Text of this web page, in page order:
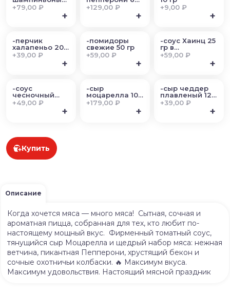
50 гр
+79,00 ₽
+
гр
+129,00 ₽
+
+9,00 ₽
+
-перчик
халапеньо 20
гр
+39,00 ₽
+
-помидоры
свежие 50 гр
+59,00 ₽
+
-соус Хаинц 25
гр в
ассортименте
+59,00 ₽
+
-соус
чесночный
25гр
+49,00 ₽
+
-сыр
моцарелла 100
гр
+179,00 ₽
+
-сыр чеддер
плавленый 12
гр
+39,00 ₽
+
Купить
Описание
Когда хочется мяса — много мяса! Сытная, сочная и
ароматная пицца, собранная для тех, кто любит по-
настоящему мощный вкус. Фирменный томатный соус,
тянущийся сыр Моцарелла и щедрый набор мяса: нежная
ветчина, пикантная Пепперони, хрустящий бекон и
сочные охотничьи колбаски. 🔥 Максимум вкуса.
Максимум удовольствия. Настоящий мясной праздник